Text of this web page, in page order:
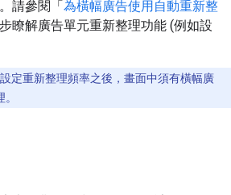
請參閱「為橫幅廣告使用自動重新整
瞭解廣告單元重新整理功能 (例如設
定重新整理頻率之後，畫面中須有橫幅廣